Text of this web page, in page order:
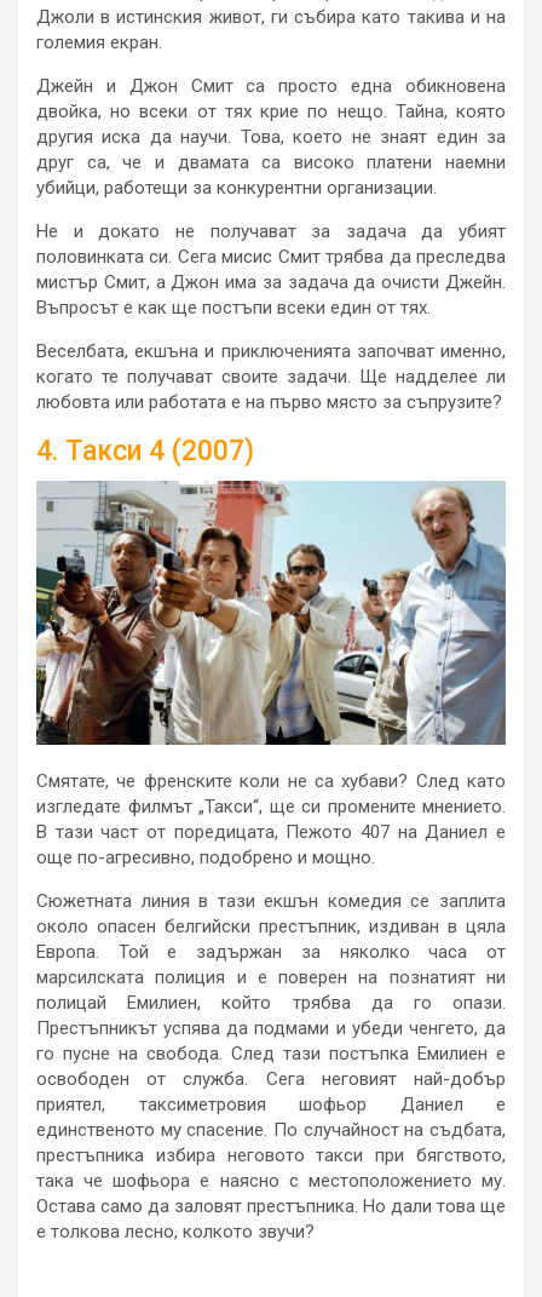
Джоли в истинския живот, ги събира като такива и на
големия екран.
Джейн и Джон Смит са просто една обикновена
двойка, но всеки от тях крие по нещо. Тайна, която
другия иска да научи. Това, което не знаят един за
друг са, че и двамата са високо платени наемни
убийци, работещи за конкурентни организации.
Не и докато не получават за задача да убият
половинката си. Сега мисис Смит трябва да преследва
мистър Смит, а Джон има за задача да очисти Джейн.
Въпросът е как ще постъпи всеки един от тях.
Веселбата, екшъна и приключенията започват именно,
когато те получават своите задачи. Ще надделее ли
любовта или работата е на първо място за съпрузите?
4. Такси 4 (2007)
Смятате, че френските коли не са хубави? След като
изгледате филмът „Такси“, ще си промените мнението.
В тази част от поредицата, Пежото 407 на Даниел е
още по-агресивно, подобрено и мощно.
Сюжетната линия в тази екшън комедия се заплита
около опасен белгийски престъпник, издиван в цяла
Европа. Той е задържан за няколко часа от
марсилската полиция и е поверен на познатият ни
полицай Емилиен, който трябва да го опази.
Престъпникът успява да подмами и убеди ченгето, да
го пусне на свобода. След тази постъпка Емилиен е
освободен от служба. Сега неговият най-добър
приятел, таксиметровия шофьор Даниел е
единственото му спасение. По случайност на съдбата,
престъпника избира неговото такси при бягството,
така че шофьора е наясно с местоположението му.
Остава само да заловят престъпника. Но дали това ще
е толкова лесно, колкото звучи?